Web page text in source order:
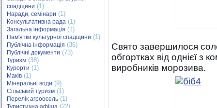
спадщини (1)
Наради, семінари (1)
Консультативна рада (1)
Загальна інформація (1)
Пам'ятки культурної спадщини (1)
Публічна інформація (36)
Публічні документи (73)
Туризм (38)
Курорти (1)
Маків (1)
Мінеральні води (9)
Сільський туризм (1)
Перелік агроосель (1)
Туристична афіша (22)
Свято завершилося
обгортках від однієї з
виробників морозива.